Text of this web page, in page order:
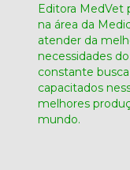
Editora MedVet
na área da
atender da
necessidades
constante
capacitados
melhores
mundo.